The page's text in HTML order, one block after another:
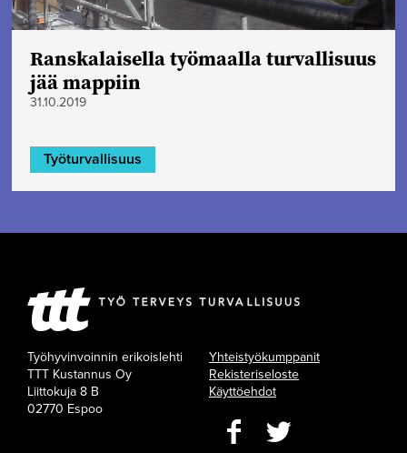
Ranskalaisella työmaalla turvallisuus
jää mappiin
31.10.2019
Työturvallisuus
Työhyvinvoinnin erikoislehti
TTT Kustannus Oy
Liittokuja 8 B
02770 Espoo
Yhteistyökumppanit
Rekisteriseloste
Käyttöehdot